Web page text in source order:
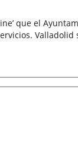
que el
Valladolid